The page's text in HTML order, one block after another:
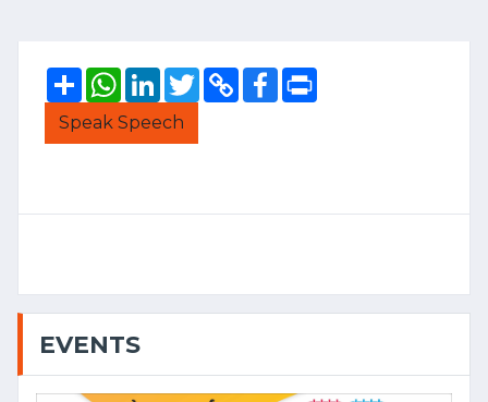
ShareWhatsApp
LinkedIn
TwitterCopy
Link
Facebook
Speak Speech
EVENTS